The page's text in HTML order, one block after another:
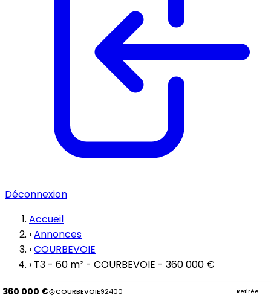
Déconnexion
Accueil
›Annonces
›COURBEVOIE
› T3 - 60 m² - COURBEVOIE - 360 000 €
360 000 € COURBEVOIE92400 Retirée